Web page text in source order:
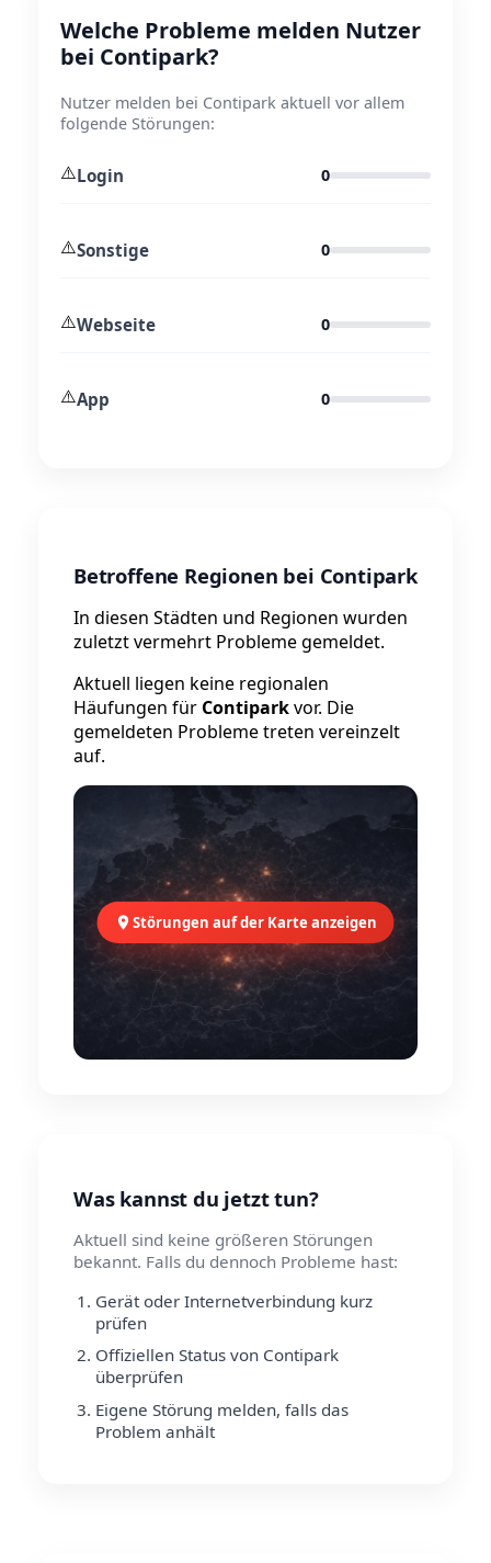
Welche Probleme melden Nutzer
bei Contipark?
Nutzer melden bei Contipark aktuell vor allem
folgende Störungen:
⚠️Login 0
⚠️Sonstige 0
⚠️Webseite 0
⚠️App 0
Betroffene Regionen bei Contipark
In diesen Städten und Regionen wurden
zuletzt vermehrt Probleme gemeldet.
Aktuell liegen keine regionalen
Häufungen für Contiparkvor. Die
gemeldeten Probleme treten vereinzelt
auf.
Störungen auf der Karte anzeigen
Was kannst du jetzt tun?
Aktuell sind keine größeren Störungen
bekannt. Falls du dennoch Probleme hast:
Gerät oder Internetverbindung kurz
prüfen
Offiziellen Status von Contipark
überprüfen
Eigene Störung melden, falls das
Problem anhält